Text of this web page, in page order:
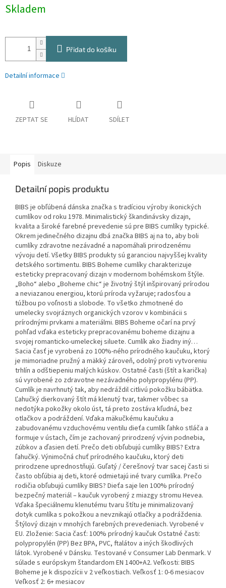
cena:
Skladem
Přidat do košíku
Detailní informace
ZEPTAT SE HLÍDAT SDÍLET
Popis Diskuze
Detailní popis produktu
BIBS je obľúbená dánska značka s tradíciou výroby ikonických
cumlíkov od roku 1978. Minimalistický škandinávsky dizajn,
kvalita a široké farebné prevedenie sú pre BIBS cumlíky typické.
Okrem jedinečného dizajnu dbá značka BIBS aj na to, aby boli
cumlíky zdravotne nezávadné a napomáhali prirodzenému
vývoju detí. Všetky BIBS produkty sú garanciou najvyššej kvality
detského sortimentu. BIBS Boheme cumlíky charakterizuje
esteticky prepracovaný dizajn v modernom bohémskom štýle.
„Boho“ alebo „Boheme chic“ je životný štýl inšpirovaný prírodou
a neviazanou energiou, ktorú príroda vyžaruje; radosťou a
túžbou po voľnosti a slobode. To všetko zhmotnené do
umelecky svojráznych organických vzorov v kombinácii s
prírodnými prvkami a materiálmi. BIBS Boheme očarí na prvý
pohľad vďaka esteticky prepracovanému boheme dizajnu a
svojej romanticko-umeleckej siluete. Cumlík ako žiadny iný…
Sacia časť je vyrobená zo 100%-ného prírodného kaučuku, ktorý
je mimoriadne pružný a mäkký zároveň, odolný proti vytvoreniu
trhlín a odštiepeniu malých kúskov. Ostatné časti (štít a karička)
sú vyrobené zo zdravotne nezávadného polypropylénu (PP).
Cumlík je navrhnutý tak, aby nedráždil citlivú pokožku bábätka.
Ľahučký dierkovaný štít má klenutý tvar, takmer vôbec sa
nedotýka pokožky okolo úst, tá preto zostáva kľudná, bez
otlačkov a podráždení. Vďaka mäkučkému kaučuku a
zabudovanému vzduchovému ventilu dieťa cumlík ľahko stláča a
formuje v ústach, čím je zachovaný prirodzený vývin podnebia,
zúbkov a ďasien detí. Prečo deti obľubujú cumlíky BIBS? Extra
ľahučký. Výnimočná chuť prírodného kaučuku, ktorý deti
prirodzene uprednostňujú. Guľatý / čerešnový tvar sacej časti si
často obľúbia aj deti, ktoré odmietajú iné tvary cumlíka. Prečo
rodičia obľubujú cumlíky BIBS? Dieťa saje len 100% prírodný
bezpečný materiál – kaučuk vyrobený z miazgy stromu Hevea.
Vďaka špeciálnemu klenutému tvaru štítu je minimalizovaný
dotyk cumlíka s pokožkou a nevznikajú otlačky a podráždenia.
Štýlový dizajn v mnohých farebných prevedeniach. Vyrobené v
EU. Zloženie: Sacia časť: 100% prírodný kaučuk Ostatné časti:
polypropylén (PP) Bez BPA, PVC, ftalátov a iných škodlivých
látok. Vyrobené v Dánsku. Testované v Consumer Lab Denmark. V
súlade s európskym štandardom EN 1400+A2. Veľkosti: BIBS
Boheme je k dispozícii v 2 veľkostiach. Veľkosť 1: 0-6 mesiacov
Veľkosť 2: 6+ mesiacov